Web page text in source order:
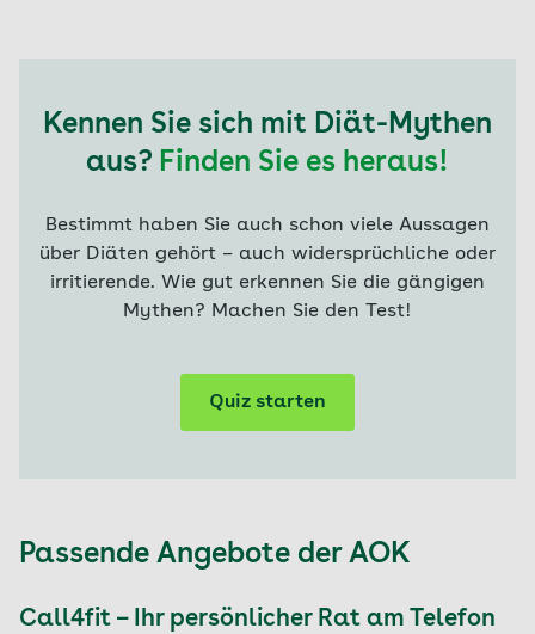
Kennen Sie sich mit Diät-Mythen
aus? Finden Sie es heraus!
Bestimmt haben Sie auch schon viele Aussagen
über Diäten gehört – auch widersprüchliche oder
irritierende. Wie gut erkennen Sie die gängigen
Mythen? Machen Sie den Test!
Quiz starten
Passende Angebote der AOK
Call4fit – Ihr persönlicher Rat am Telefon